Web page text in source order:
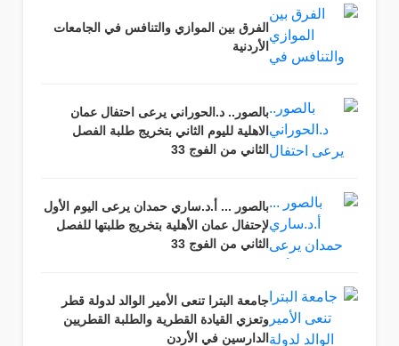
الفرق بين الموازي والتنافس في الجامعات
الأردنية
بالصور.. د.الحوراني يرعى احتفال عمان
الاهلية لليوم الثاني بتخريج طلبة الفصل
الثاني من الفوج 33
بالصور ... أ.د.ساري حمدان يرعى اليوم الأول
لإحتفال عمان الأهلية بتخريج طلبتها للفصل
الثاني من الفوج 33
جامعة البترا تنعى الأمير الوالد لدولة قطر
وتعزي القيادة القطرية والطلبة القطريين
الدارسين في الأردن